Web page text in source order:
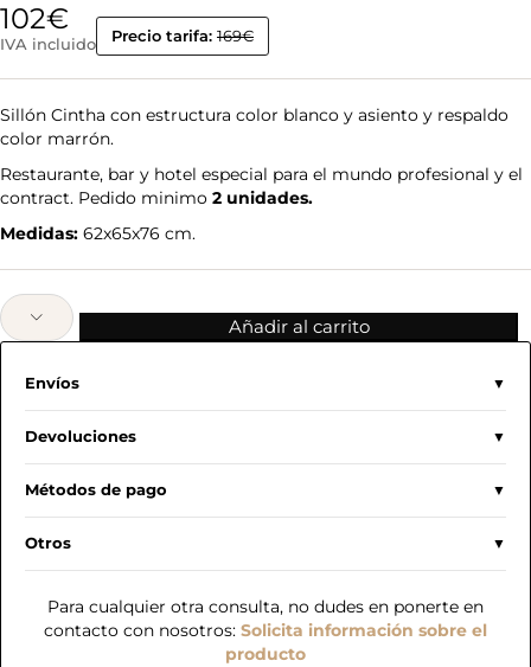
102€
IVA incluido Precio tarifa: 169€
Sillón Cintha con estructura color blanco y asiento y respaldo
color marrón.
Restaurante, bar y hotel especial para el mundo profesional y el
contract. Pedido minimo 2 unidades.
Medidas: 62x65x76 cm.
Añadir al carrito
Envíos
Devoluciones
Métodos de pago
Otros
Para cualquier otra consulta, no dudes en ponerte en
contacto con nosotros: Solicita información sobre el
producto